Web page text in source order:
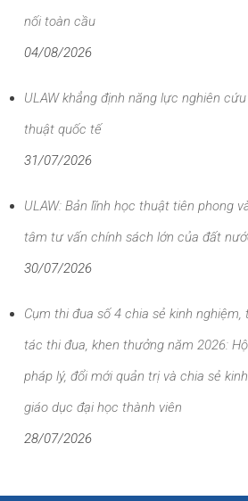
nối toàn cầu
04/08/2026
ULAW khẳng định năng lực nghiên
thuật quốc tế
31/07/2026
ULAW: Bản lĩnh học thuật tiên phong
tâm tư vấn chính sách lớn của đất
30/07/2026
Cụm thi đua số 4 chia sẻ kinh
tác thi đua, khen thưởng năm 2026:
pháp lý, đổi mới quản trị và chia sẻ
giáo dục đại học thành viên
28/07/2026